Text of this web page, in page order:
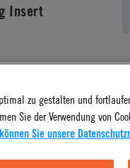
Insert
Pressure Range
Vacuum to 250 psi,
zu gestalten und
Sie der Verwendung von
Sie unsere